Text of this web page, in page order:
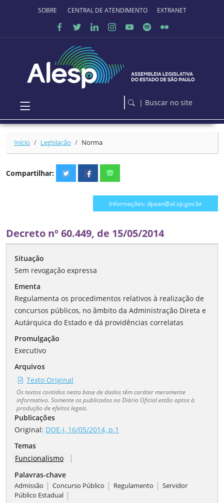
Ir para o conteúdo principal
SOBRE O PORTALCENTRAL DE ATENDIMENTO EXTRANET
| Buscar no site
Início Legislação Norma
Compartilhar:
Informações: dpaan@al.sp.gov.br
Decreto nº 60.449, de 15/05/2014
Situação
Sem revogação expressa
Ementa
Regulamenta os procedimentos relativos à realização de
concursos públicos, no âmbito da Administração Direta e
Autárquica do Estado e dá providências correlatas
Promulgação
Executivo
Arquivos
Texto Original
Os textos contidos nesta base de dados têm caráter meramente
informativo. Somente os publicados no Diário Oficial estão aptos à
produção de efeitos legais.
Publicações
Original: DOE-I, 16/05/2014, p.1
Temas
Funcionalismo
|
Palavras-chave
Admissão | Concurso Público | Regulamento | Servidor
Público Estadual |